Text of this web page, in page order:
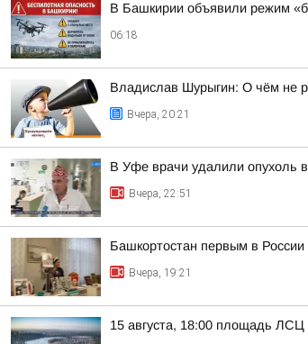
В Башкирии объявили режим
06:18
Владислав Шурыгин: О чём не
Вчера, 20:21
В Уфе врачи удалили опухоль
Вчера, 22:51
Башкортостан первым в
Вчера, 19:21
15 августа, 18:00 площадь